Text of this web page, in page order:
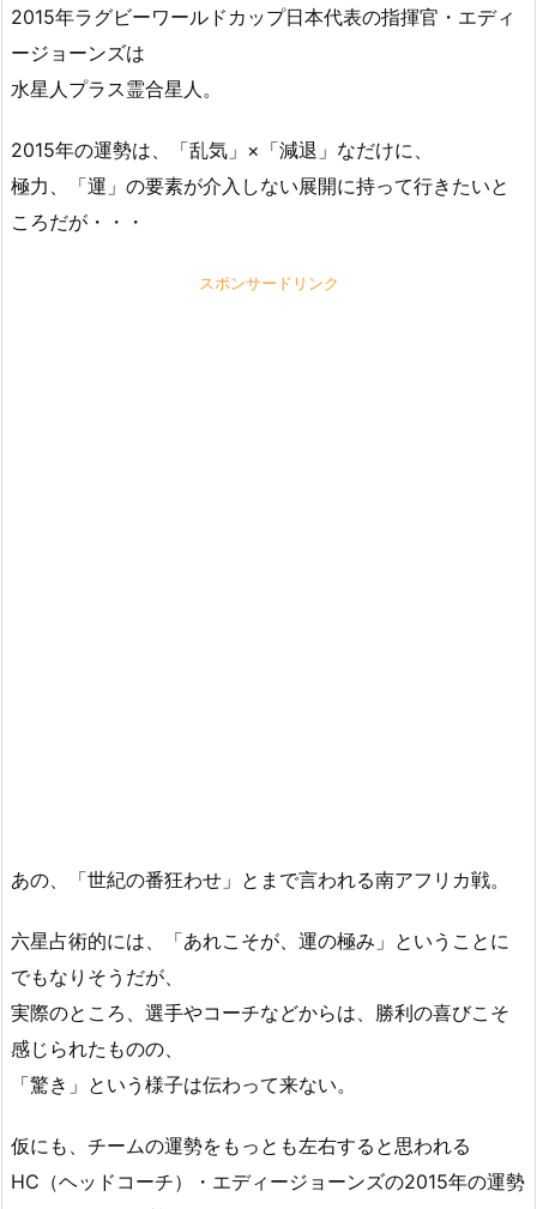
2015年ラグビーワールドカップ日本代表の指揮官・エディ
ージョーンズは
水星人プラス霊合星人。
2015年の運勢は、「乱気」×「減退」なだけに、
極力、「運」の要素が介入しない展開に持って行きたいと
ころだが・・・
スポンサードリンク
あの、「世紀の番狂わせ」とまで言われる南アフリカ戦。
六星占術的には、「あれこそが、運の極み」ということに
でもなりそうだが、
実際のところ、選手やコーチなどからは、勝利の喜びこそ
感じられたものの、
「驚き」という様子は伝わって来ない。
仮にも、チームの運勢をもっとも左右すると思われる
HC（ヘッドコーチ）・エディージョーンズの2015年の運勢